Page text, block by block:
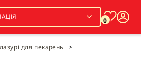
0
для пекарень
>